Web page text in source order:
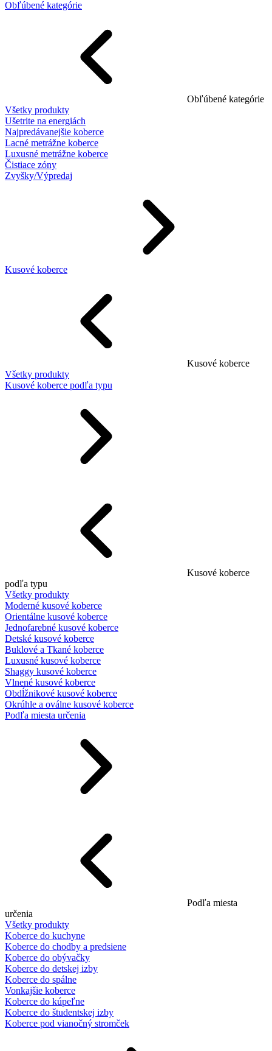
Obľúbené kategórie
Obľúbené kategórie
Všetky produkty
Ušetrite na energiách
Najpredávanejšie koberce
Lacné metrážne koberce
Luxusné metrážne koberce
Čistiace zóny
Zvyšky/Výpredaj
Kusové koberce
Kusové koberce
Všetky produkty
Kusové koberce podľa typu
Kusové koberce
podľa typu
Všetky produkty
Moderné kusové koberce
Orientálne kusové koberce
Jednofarebné kusové koberce
Detské kusové koberce
Buklové a Tkané koberce
Luxusné kusové koberce
Shaggy kusové koberce
Vlnené kusové koberce
Obdĺžnikové kusové koberce
Okrúhle a oválne kusové koberce
Podľa miesta určenia
Podľa miesta
určenia
Všetky produkty
Koberce do kuchyne
Koberce do chodby a predsiene
Koberce do obývačky
Koberce do detskej izby
Koberce do spálne
Vonkajšie koberce
Koberce do kúpeľne
Koberce do študentskej izby
Koberce pod vianočný stromček